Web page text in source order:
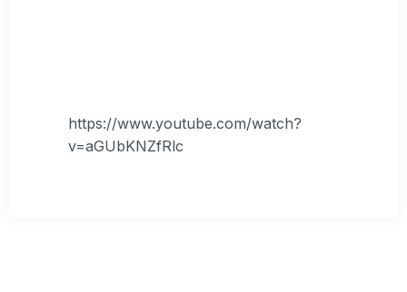
https://www.youtube.com/watch?
v=aGUbKNZfRlc